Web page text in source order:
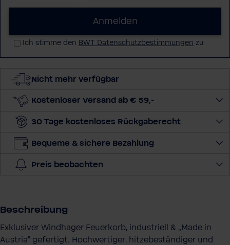
h
-
a
Anmelden
Ich stimme den BWT Datenschutzbestimmungen zu
Nicht mehr verfügbar
Kostenloser Versand ab € 59,-
30 Tage kostenloses Rückgaberecht
Bequeme & sichere Bezahlung
Preis beobachten
Beschreibung
Exklusiver Windhager Feuerkorb, industriell & „Made in
Austria“ gefertigt. Hochwertiger, hitzebeständiger und